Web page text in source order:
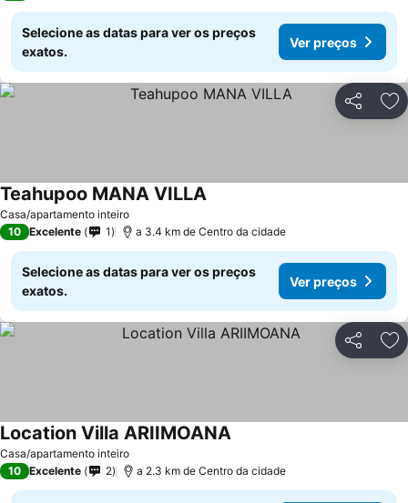
Selecione as datas para ver os preços
exatos.
Ver preços
Partilhar
Casa/apartamento inteiro
Teahupoo MANA VILLA
10 Excelente 1 a 3.4 km de Centro da cidade
Selecione as datas para ver os preços
exatos.
Ver preços
Partilhar
Casa/apartamento inteiro
Location Villa ARIIMOANA
10 Excelente 2 a 2.3 km de Centro da cidade